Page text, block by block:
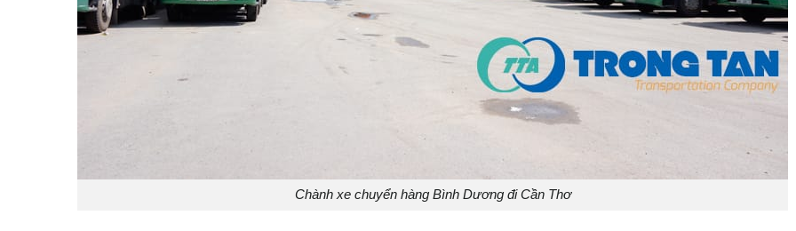
Chành xe chuyển hàng Bình Dương đi Cần Thơ